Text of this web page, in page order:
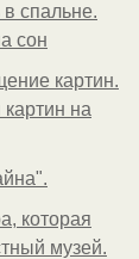
в спальне.
сон
картин.
на
которая
музей.